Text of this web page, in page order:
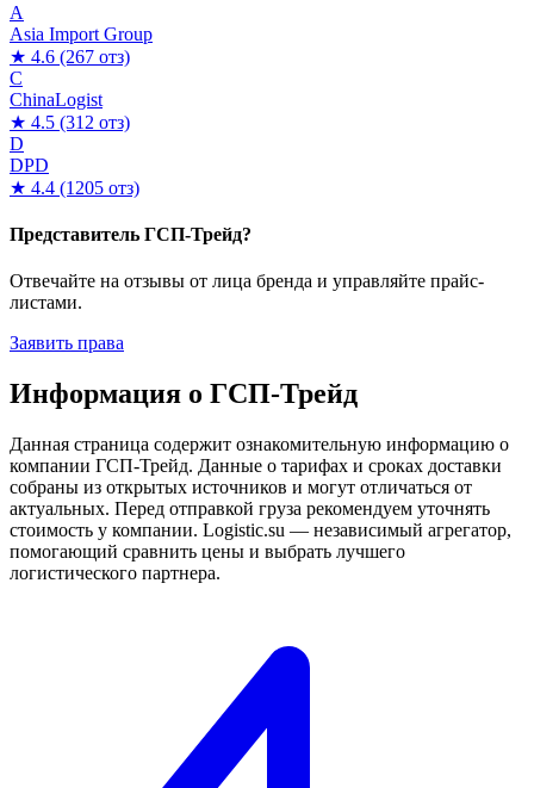
A
Asia Import Group
★ 4.6 (267 отз)
C
ChinaLogist
★ 4.5 (312 отз)
D
DPD
★ 4.4 (1205 отз)
Представитель ГСП-Трейд?
Отвечайте на отзывы от лица бренда и управляйте прайс-
листами.
Заявить права
Информация о ГСП-Трейд
Данная страница содержит ознакомительную информацию о
компании ГСП-Трейд. Данные о тарифах и сроках доставки
собраны из открытых источников и могут отличаться от
актуальных. Перед отправкой груза рекомендуем уточнять
стоимость у компании. Logistic.su — независимый агрегатор,
помогающий сравнить цены и выбрать лучшего
логистического партнера.